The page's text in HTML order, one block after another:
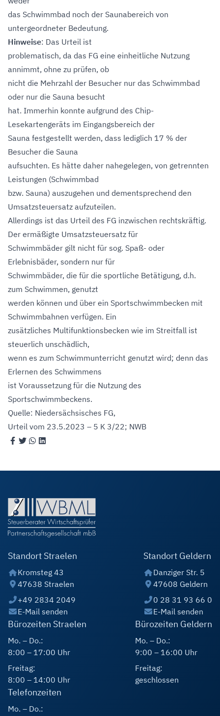
das Schwimmbad noch der Saunabereich von
untergeordneter Bedeutung.
Hinweise: Das Urteil ist
problematisch, da das FG eine einheitliche Nutzung
annimmt, ohne zu prüfen, ob
nicht die Mehrzahl der Besucher nur das Schwimmbad
oder nur die Sauna besucht
hat. Immerhin konnte aufgrund des Chip-
Lesekartengeräts im Eingangsbereich der
Sauna festgestellt werden, dass lediglich 17 % der
Besucher die Sauna
aufsuchten. Es hätte daher nahegelegen, von getrennten
Leistungen (Schwimmbad
bzw. Sauna) auszugehen und dementsprechend den
Umsatzsteuersatz aufzuteilen.
Allerdings ist das Urteil des FG inzwischen rechtskräftig.
Der ermäßigte Umsatzsteuersatz für
Schwimmbäder gilt nicht für sog. Spaß- oder
Erlebnisbäder, sondern nur für
Schwimmbäder, die für die sportliche Betätigung, d.h.
zum Schwimmen, genutzt
werden können und über ein Sportschwimmbecken mit
Schwimmbahnen verfügen. Ein
zusätzliches Multifunktionsbecken wie im Streitfall ist
steuerlich unschädlich,
wenn es zum Schwimmunterricht genutzt wird; denn das
Erlernen des Schwimmens
ist Voraussetzung für die Nutzung des
Sportschwimmbeckens.
Quelle: Niedersächsisches FG,
Urteil vom 23.5.2023 – 5 K 3/22; NWB
Standort Straelen
Kromsteg 43
47638 Straelen
+49 2834 2049
E-Mail senden
Standort Geldern
Danziger Str. 5
47608 Geldern
0 28 31 93 66 0
E-Mail senden
Bürozeiten Straelen
Mo. – Do.:
8:00 – 17:00 Uhr
Freitag:
8:00 – 14:00 Uhr
Bürozeiten Geldern
Mo. – Do.:
9:00 – 16:00 Uhr
Freitag:
geschlossen
Telefonzeiten
Mo. – Do.: